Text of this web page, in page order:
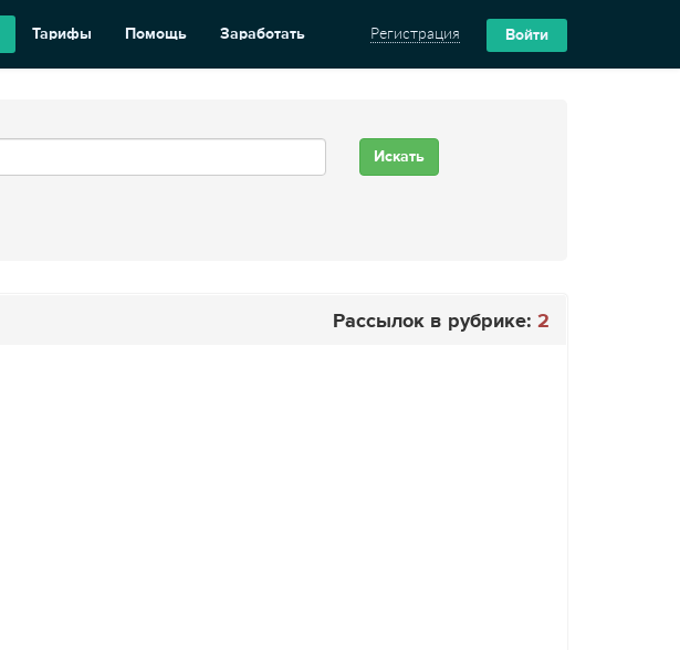
Тарифы Помощь Заработать Регистрация Войти
Рассылок в рубрике: 2